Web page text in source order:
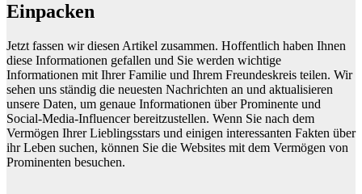
Einpacken
Jetzt fassen wir diesen Artikel zusammen. Hoffentlich haben Ihnen
diese Informationen gefallen und Sie werden wichtige
Informationen mit Ihrer Familie und Ihrem Freundeskreis teilen. Wir
sehen uns ständig die neuesten Nachrichten an und aktualisieren
unsere Daten, um genaue Informationen über Prominente und
Social-Media-Influencer bereitzustellen. Wenn Sie nach dem
Vermögen Ihrer Lieblingsstars und einigen interessanten Fakten über
ihr Leben suchen, können Sie die Websites mit dem Vermögen von
Prominenten besuchen.